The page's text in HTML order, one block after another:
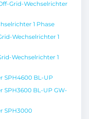
Grid-Wechselrichter
1 Phase
Wechselrichter 1
Wechselrichter 1
SPH4600 BL-UP
SPH3600 BL-UP GW-
SPH3000